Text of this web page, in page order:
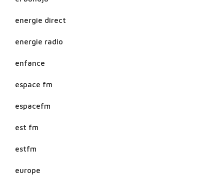
energie direct
energie radio
enfance
espace fm
espacefm
est fm
estfm
europe